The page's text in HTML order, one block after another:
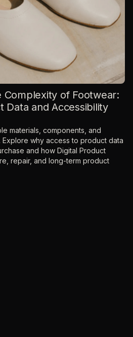
Complexity of Footwear:
Data and Accessibility
materials, components, and
why access to product data
and how Digital Product
repair, and long-term product